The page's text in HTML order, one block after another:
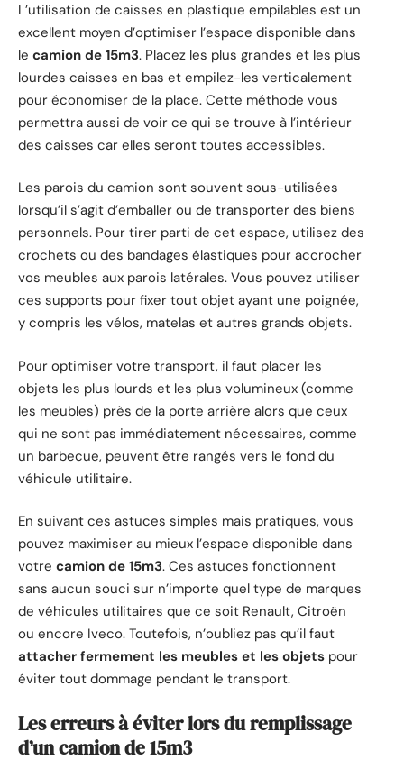
L’utilisation de caisses en plastique empilables est un
excellent moyen d’optimiser l’espace disponible dans
le camion de 15m3. Placez les plus grandes et les plus
lourdes caisses en bas et empilez-les verticalement
pour économiser de la place. Cette méthode vous
permettra aussi de voir ce qui se trouve à l’intérieur
des caisses car elles seront toutes accessibles.
Les parois du camion sont souvent sous-utilisées
lorsqu’il s’agit d’emballer ou de transporter des biens
personnels. Pour tirer parti de cet espace, utilisez des
crochets ou des bandages élastiques pour accrocher
vos meubles aux parois latérales. Vous pouvez utiliser
ces supports pour fixer tout objet ayant une poignée,
y compris les vélos, matelas et autres grands objets.
Pour optimiser votre transport, il faut placer les
objets les plus lourds et les plus volumineux (comme
les meubles) près de la porte arrière alors que ceux
qui ne sont pas immédiatement nécessaires, comme
un barbecue, peuvent être rangés vers le fond du
véhicule utilitaire.
En suivant ces astuces simples mais pratiques, vous
pouvez maximiser au mieux l’espace disponible dans
votre camion de 15m3. Ces astuces fonctionnent
sans aucun souci sur n’importe quel type de marques
de véhicules utilitaires que ce soit Renault, Citroën
ou encore Iveco. Toutefois, n’oubliez pas qu’il faut
attacher fermement les meubles et les objets pour
éviter tout dommage pendant le transport.
Les erreurs à éviter lors du remplissage
d’un camion de 15m3